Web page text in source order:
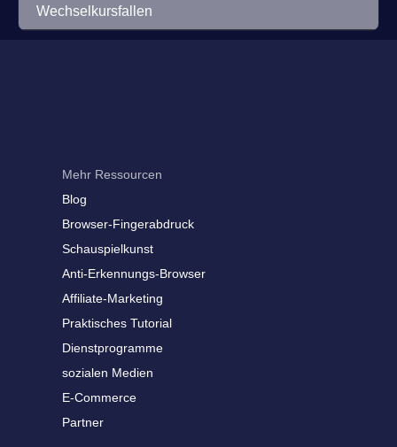
Wechselkursfallen
Mehr Ressourcen
Blog
Browser-Fingerabdruck
Schauspielkunst
Anti-Erkennungs-Browser
Affiliate-Marketing
Praktisches Tutorial
Dienstprogramme
sozialen Medien
E-Commerce
Partner